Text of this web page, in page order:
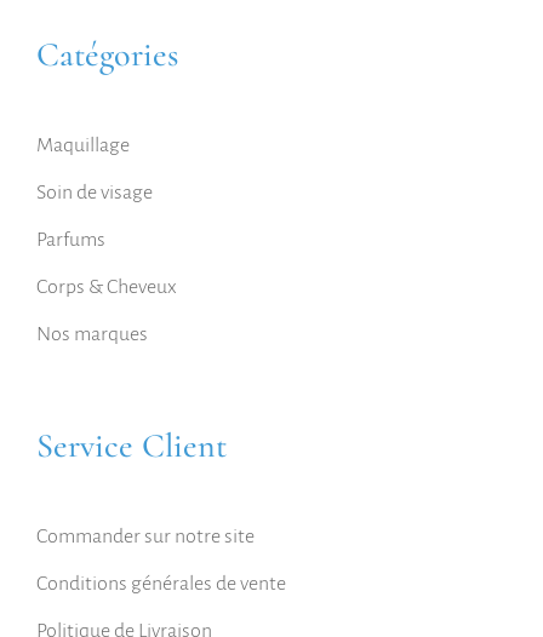
Catégories
Maquillage
Soin de visage
Parfums
Corps & Cheveux
Nos marques
Service Client
Commander sur notre site
Conditions générales de vente
Politique de Livraison